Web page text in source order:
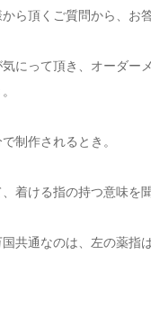
ら頂くご質問から、お
気にって頂き、オーダー
制作されるとき。
着ける指の持つ意味を
共通なのは、左の薬指